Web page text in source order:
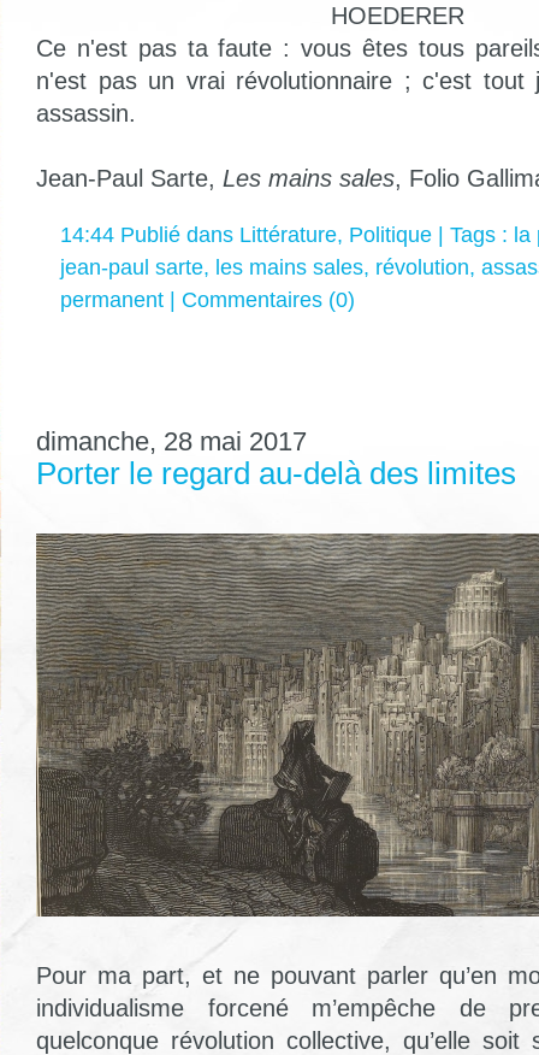
HOEDERER
Ce n'est pas ta faute : vous êtes tous
n'est pas un vrai révolutionnaire ; c'est
assassin.
Jean-Paul Sarte, Les mains sales, Folio
14:44 Publié dans Littérature, Politique | Tags : la
jean-paul sarte, les mains sales, révolution,
permanent | Commentaires (0)
dimanche, 28 mai 2017
Porter le regard au-delà des limites
Pour ma part, et ne pouvant parler qu’en
individualisme forcené m’empêche de
quelconque révolution collective, qu’elle soit